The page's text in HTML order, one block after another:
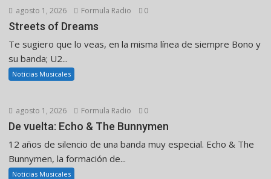
agosto 1, 2026 Formula Radio 0
Streets of Dreams
Te sugiero que lo veas, en la misma línea de siempre Bono y
su banda; U2...
Noticias Musicales
agosto 1, 2026 Formula Radio 0
De vuelta: Echo & The Bunnymen
12 años de silencio de una banda muy especial. Echo & The
Bunnymen, la formación de...
Noticias Musicales